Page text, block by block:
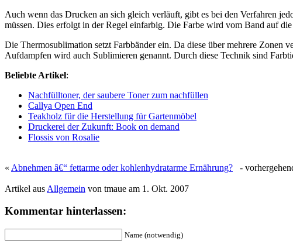
Auch wenn das Drucken an sich gleich verläuft, gibt es bei den Verfahren
müssen. Dies erfolgt in der Regel einfarbig. Die Farbe wird vom Band auf
Die Thermosublimation setzt Farbbänder ein. Da diese über mehrere
Aufdampfen wird auch Sublimieren genannt. Durch diese Technik sind
Beliebte Artikel:
Nachfülltoner, der saubere Toner zum nachfüllen
Callya Open End
Teakholz für die Herstellung für Gartenmöbel
Druckerei der Zukunft: Book on demand
Flossis von Rosalie
« Abnehmen â€“ fettarme oder kohlenhydratarme Ernährung? -
Artikel aus Allgemein von tmaue am 1. Okt. 2007
Kommentar hinterlassen:
Name (notwendig)